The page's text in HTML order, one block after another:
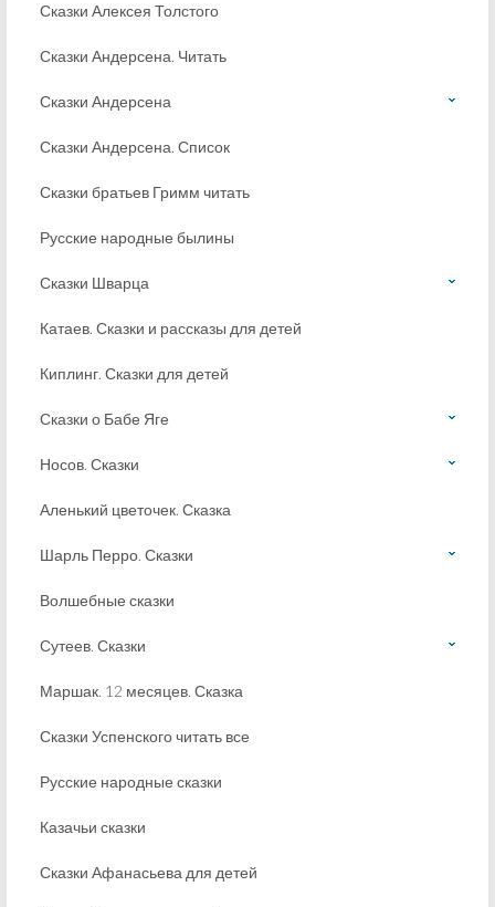
Сказки Алексея Толстого
Сказки Андерсена. Читать
Сказки Андерсена
Сказки Андерсена. Список
Сказки братьев Гримм читать
Русские народные былины
Сказки Шварца
Катаев. Сказки и рассказы для детей
Киплинг. Сказки для детей
Сказки о Бабе Яге
Носов. Сказки
Аленький цветочек. Сказка
Шарль Перро. Сказки
Волшебные сказки
Сутеев. Сказки
Маршак. 12 месяцев. Сказка
Сказки Успенского читать все
Русские народные сказки
Казачьи сказки
Сказки Афанасьева для детей